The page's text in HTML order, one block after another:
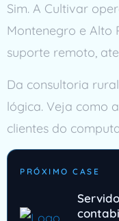
Sim. A Cultivar
Montenegro e Alto
suporte remoto,
Da consultoria
lógica. Veja como
clientes do
PRÓXIMO CASE